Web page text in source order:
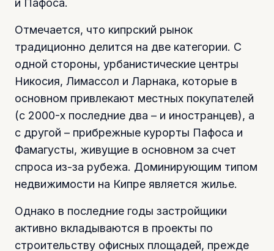
и Пафоса.
Отмечается, что кипрский рынок
традиционно делится на две категории. С
одной стороны, урбанистические центры
Никосия, Лимассол и Ларнака, которые в
основном привлекают местных покупателей
(с 2000-х последние два – и иностранцев), а
с другой – прибрежные курорты Пафоса и
Фамагусты, живущие в основном за счет
спроса из-за рубежа. Доминирующим типом
недвижимости на Кипре является жилье.
Однако в последние годы застройщики
активно вкладываются в проекты по
строительству офисных площадей, прежде